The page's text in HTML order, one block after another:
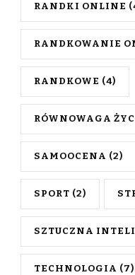
RANDKI ONLINE
RANDKOWANIE
RANDKOWE (4)
RÓWNOWAGA
SAMOOCENA (2)
SPORT (2)
SZTUCZNA
TECHNOLOGIA (7)